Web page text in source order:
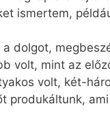
ismertem,
dolgot,
volt, mint az
volt, két-
produkáltunk,